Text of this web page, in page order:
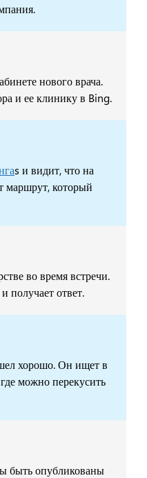
нового врача.
и ее клинику в Bing.
s и видит, что на
маршрут, который
во время встречи.
получает ответ.
хорошо. Он ищет в
можно перекусить
быть опубликованы